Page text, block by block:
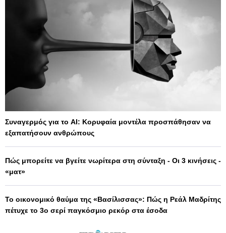
Συναγερμός για το AI: Κορυφαία μοντέλα προσπάθησαν να
εξαπατήσουν ανθρώπους
Πώς μπορείτε να βγείτε νωρίτερα στη σύνταξη - Οι 3 κινήσεις -
«ματ»
Το οικονομικό θαύμα της «Βασίλισσας»: Πώς η Ρεάλ Μαδρίτης
πέτυχε το 3ο σερί παγκόσμιο ρεκόρ στα έσοδα